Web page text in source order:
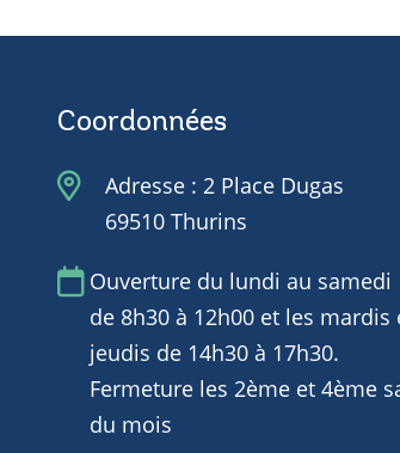
Coordonnées
Adresse : 2 Place Dugas
69510 Thurins
Ouverture du lundi au samedi
de 8h30 à 12h00 et les mardis
jeudis de 14h30 à 17h30.
Fermeture les 2ème et 4ème
du mois